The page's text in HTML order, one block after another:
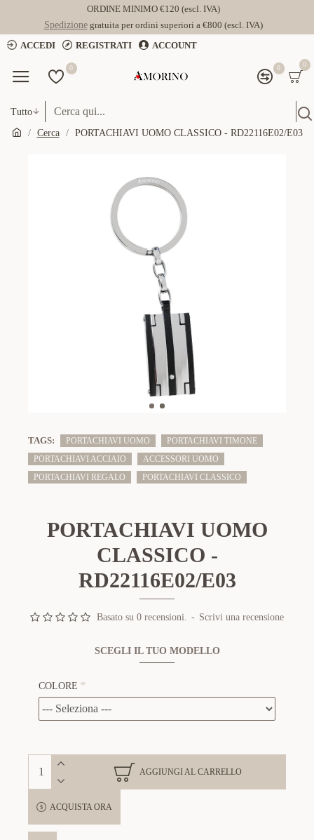
ORDINE MINIMO €120 (escl. IVA)
Spedizionegratuita per ordini superiori a €800 (escl. IVA)
ACCEDI
REGISTRATI ACCOUNT
0 0 0
Tutto
Cerca PORTACHIAVI UOMO CLASSICO - RD22116E02/E03
TAGS: PORTACHIAVI UOMO
PORTACHIAVI TIMONE
PORTACHIAVI ACCIAIO
ACCESSORI UOMO
PORTACHIAVI REGALO
PORTACHIAVI CLASSICO
PORTACHIAVI UOMO
CLASSICO -
RD22116E02/E03
Basato su 0 recensioni. - Scrivi una recensione
SCEGLI IL TUO MODELLO
COLORE
AGGIUNGI AL CARRELLO
ACQUISTA ORA